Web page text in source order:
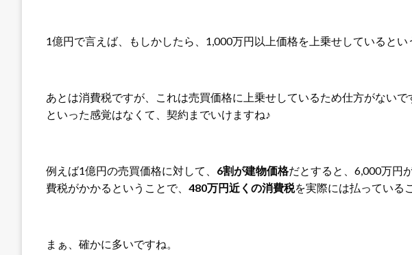
1億円で言えば、もしかしたら、1,000万円以上価格を上乗せしていると
あとは消費税ですが、これは売買価格に上乗せしているため仕方がない
といった感覚はなくて、契約までいけますね♪
例えば1億円の売買価格に対して、 6割が建物価格だとすると、6,000万円
費税がかかるということで、 480万円近くの消費税を実際には払っている
まぁ、確かに多いですね。